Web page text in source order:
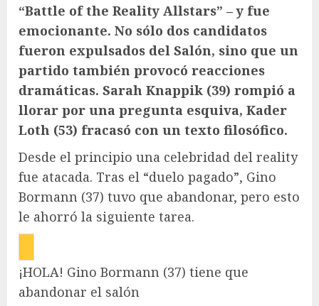
“Battle of the Reality Allstars” – y fue
emocionante. No sólo dos candidatos
fueron expulsados ​​del Salón, sino que un
partido también provocó reacciones
dramáticas. Sarah Knappik (39) rompió a
llorar por una pregunta esquiva, Kader
Loth (53) fracasó con un texto filosófico.
Desde el principio una celebridad del reality
fue atacada. Tras el “duelo pagado”, Gino
Bormann (37) tuvo que abandonar, pero esto
le ahorró la siguiente tarea.
¡HOLA! Gino Bormann (37) tiene que
abandonar el salón